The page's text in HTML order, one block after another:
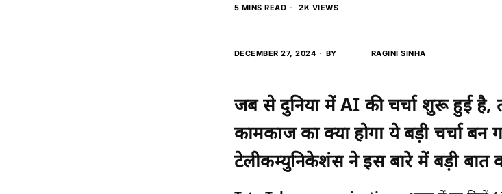
5 MINS READ 2K VIEWS
DECEMBER 27, 2024 BY RAGINI SINHA
जब से दुनिया में AI की चर्चा शुरू हुई है,
कामकाज का क्या होगा ये बड़ी चर्चा बन
टेलीकम्युनिकेशंस ने इस बारे में बड़ी बात